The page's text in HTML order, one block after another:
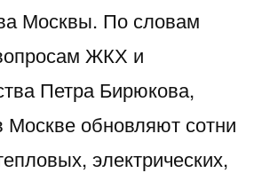
Москвы. По словам
ЖКХ и
Петра Бирюкова,
Москве обновляют сотни
электрических,